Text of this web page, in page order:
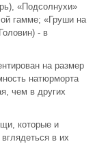
«Подсолнухи»
гамме; «Груши на
- в
на размер
натюрморта
чем в других
которые и
в их